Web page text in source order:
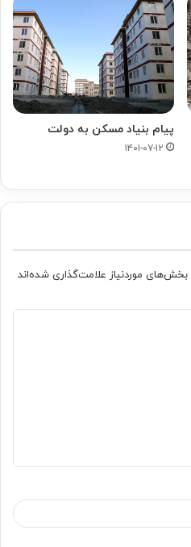
پیام بنیاد مسکن به دولت
۱۴۰۱-۰۷-۱۲
بخش‌های موردنیاز علامت‌گذاری شده‌اند